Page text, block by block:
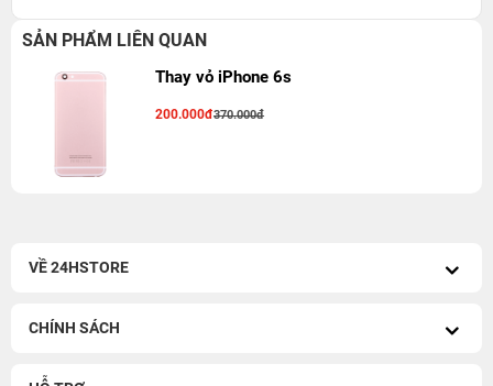
SẢN PHẨM LIÊN QUAN
Thay vỏ iPhone 6s
200.000đ370.000đ
VỀ 24HSTORE
CHÍNH SÁCH